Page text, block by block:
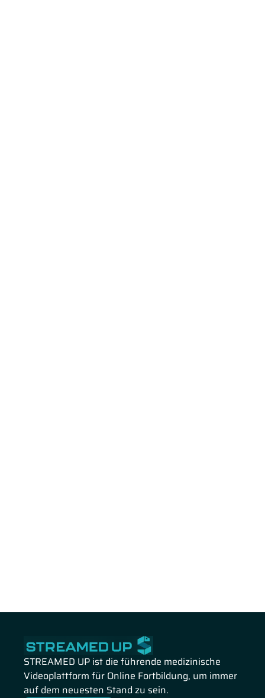
STREAMED UP ist die führende medizinische
Videoplattform für Online Fortbildung, um immer
auf dem neuesten Stand zu sein.